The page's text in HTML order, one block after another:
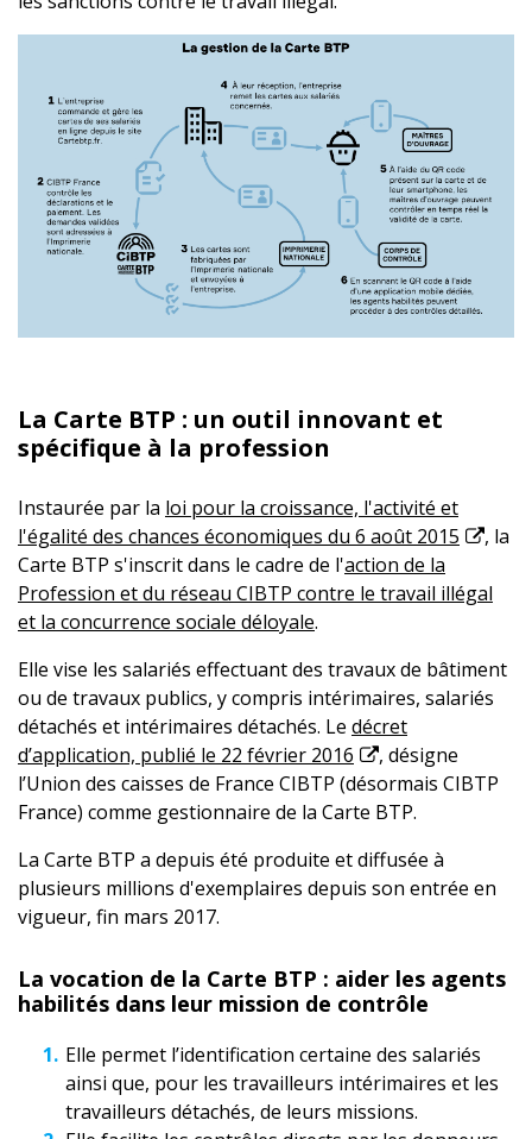
La Carte BTP : un outil innovant et
spécifique à la profession
Instaurée par la loi pour la croissance, l'activité et
l'égalité des chances économiques du 6 août 2015
, la
Carte BTP s'inscrit dans le cadre de l'action de la
Profession et du réseau CIBTP contre le travail illégal
et la concurrence sociale déloyale.
Elle vise les salariés effectuant des travaux de bâtiment
ou de travaux publics, y compris intérimaires, salariés
détachés et intérimaires détachés. Le décret
d’application, publié le 22 février 2016
, désigne
l’Union des caisses de France CIBTP (désormais CIBTP
France) comme gestionnaire de la Carte BTP.
La Carte BTP a depuis été produite et diffusée à
plusieurs millions d'exemplaires depuis son entrée en
vigueur, fin mars 2017.
La vocation de la Carte BTP : aider les agents
habilités dans leur mission de contrôle
Elle permet l’identification certaine des salariés
ainsi que, pour les travailleurs intérimaires et les
travailleurs détachés, de leurs missions.